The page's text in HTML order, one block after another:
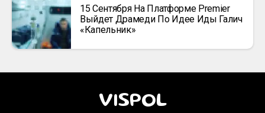
15 Сентября На Платформе Premier
Выйдет Драмеди По Идее Иды Галич
«Капельник»
VISPOL